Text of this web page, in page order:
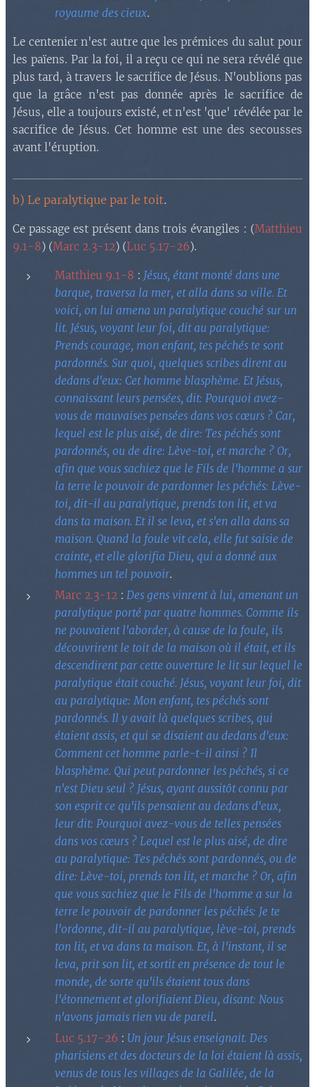
royaume des cieux.
Le centenier n'est autre que les prémices du salut pour
les païens. Par la foi, il a reçu ce qui ne sera révélé que
plus tard, à travers le sacrifice de Jésus. N'oublions pas
que la grâce n'est pas donnée après le sacrifice de
Jésus, elle a toujours existé, et n'est 'que' révélée par le
sacrifice de Jésus. Cet homme est une des secousses
avant l'éruption.
b) Le paralytique par le toit.
Ce passage est présent dans trois évangiles : (Matthieu
9.1-8) (Marc 2.3-12) (Luc 5.17-26).
Matthieu 9.1-8 : Jésus, étant monté dans une
barque, traversa la mer, et alla dans sa ville. Et
voici, on lui amena un paralytique couché sur un
lit. Jésus, voyant leur foi, dit au paralytique:
Prends courage, mon enfant, tes péchés te sont
pardonnés. Sur quoi, quelques scribes dirent au
dedans d'eux: Cet homme blasphème. Et Jésus,
connaissant leurs pensées, dit: Pourquoi avez-
vous de mauvaises pensées dans vos cœurs ? Car,
lequel est le plus aisé, de dire: Tes péchés sont
pardonnés, ou de dire: Lève-toi, et marche ? Or,
afin que vous sachiez que le Fils de l'homme a sur
la terre le pouvoir de pardonner les péchés: Lève-
toi, dit-il au paralytique, prends ton lit, et va
dans ta maison. Et il se leva, et s'en alla dans sa
maison. Quand la foule vit cela, elle fut saisie de
crainte, et elle glorifia Dieu, qui a donné aux
hommes un tel pouvoir.
Marc 2.3-12 : Des gens vinrent à lui, amenant un
paralytique porté par quatre hommes. Comme ils
ne pouvaient l'aborder, à cause de la foule, ils
découvrirent le toit de la maison où il était, et ils
descendirent par cette ouverture le lit sur lequel le
paralytique était couché. Jésus, voyant leur foi, dit
au paralytique: Mon enfant, tes péchés sont
pardonnés. Il y avait là quelques scribes, qui
étaient assis, et qui se disaient au dedans d'eux:
Comment cet homme parle-t-il ainsi ? Il
blasphème. Qui peut pardonner les péchés, si ce
n'est Dieu seul ? Jésus, ayant aussitôt connu par
son esprit ce qu'ils pensaient au dedans d'eux,
leur dit: Pourquoi avez-vous de telles pensées
dans vos cœurs ? Lequel est le plus aisé, de dire
au paralytique: Tes péchés sont pardonnés, ou de
dire: Lève-toi, prends ton lit, et marche ? Or, afin
que vous sachiez que le Fils de l'homme a sur la
terre le pouvoir de pardonner les péchés: Je te
l'ordonne, dit-il au paralytique, lève-toi, prends
ton lit, et va dans ta maison. Et, à l'instant, il se
leva, prit son lit, et sortit en présence de tout le
monde, de sorte qu'ils étaient tous dans
l'étonnement et glorifiaient Dieu, disant: Nous
n'avons jamais rien vu de pareil.
Luc 5.17-26 : Un jour Jésus enseignait. Des
pharisiens et des docteurs de la loi étaient là assis,
venus de tous les villages de la Galilée, de la